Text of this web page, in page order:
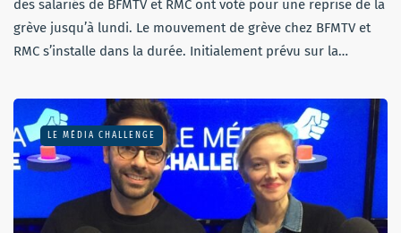
des salariés de BFMTV et RMC ont voté pour une reprise de la
grève jusqu’à lundi. Le mouvement de grève chez BFMTV et
RMC s’installe dans la durée. Initialement prévu sur la…
LE MÉDIA CHALLENGE